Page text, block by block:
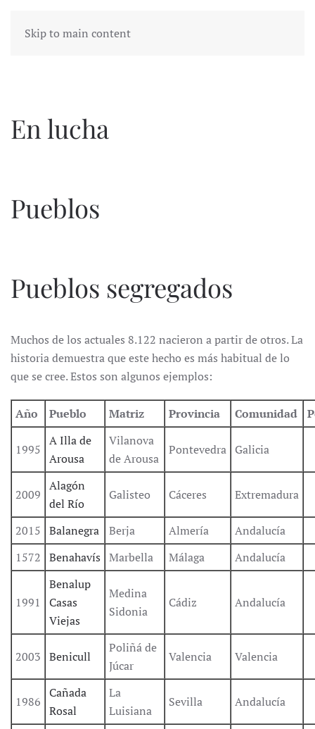
Skip to main content
En lucha
Pueblos
Pueblos segregados
Muchos de los actuales 8.122 nacieron a partir de otros. La
historia demuestra que este hecho es más habitual de lo
que se cree. Estos son algunos ejemplos:
Año Pueblo Matriz Provincia Comunidad
1995
A Illa de
Arousa
Vilanova
de Arousa
Pontevedra Galicia
2009
Alagón
del Río
Galisteo Cáceres Extremadura
2015 Balanegra Berja Almería
Andalucía
1572 Benahavís Marbella Málaga Andalucía
1991
Benalup
Casas
Viejas
Medina
Sidonia
Cádiz Andalucía
2003 Benicull
Poliñá de
Júcar
Valencia Valencia
1986
Cañada
Rosal
La
Luisiana
Sevilla Andalucía